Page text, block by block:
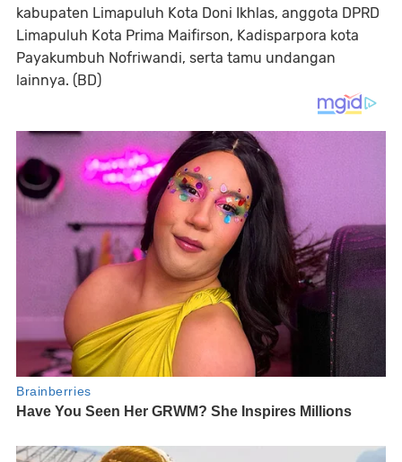
kabupaten Limapuluh Kota Doni Ikhlas, anggota DPRD
Limapuluh Kota Prima Maifirson, Kadisparpora kota
Payakumbuh Nofriwandi, serta tamu undangan
lainnya. (BD)